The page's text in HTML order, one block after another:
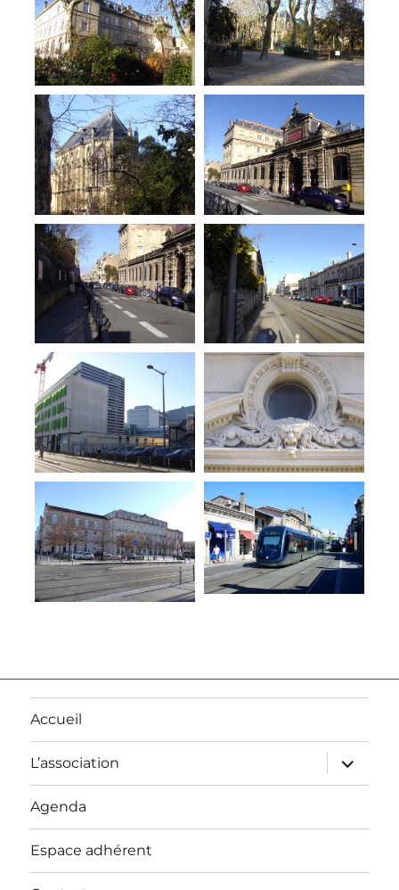
Accueil
L’association
ouvrir
le
sous-
Agenda
Espace adhérent